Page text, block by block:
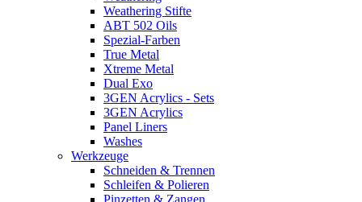
Weathering Stifte
ABT 502 Oils
Spezial-Farben
True Metal
Xtreme Metal
Dual Exo
3GEN Acrylics - Sets
3GEN Acrylics
Panel Liners
Washes
Werkzeuge
Schneiden & Trennen
Schleifen & Polieren
Pinzetten & Zangen